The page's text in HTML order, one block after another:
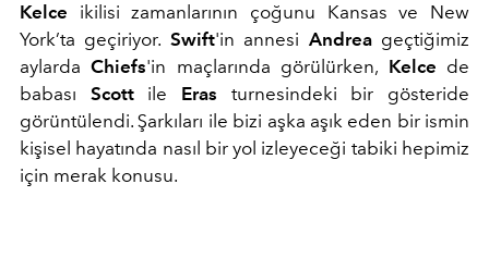
Kelce ikilisi zamanlarının çoğunu Kansas ve New
York’ta geçiriyor. Swift'in annesi Andrea geçtiğimiz
aylardaChiefs'in maçlarında görülürken, Kelce de
babası Scottile Eras turnesindeki bir gösteride
görüntülendi. Şarkıları ile bizi aşka aşık eden bir ismin
kişisel hayatında nasıl bir yol izleyeceği tabiki hepimiz
için merak konusu.